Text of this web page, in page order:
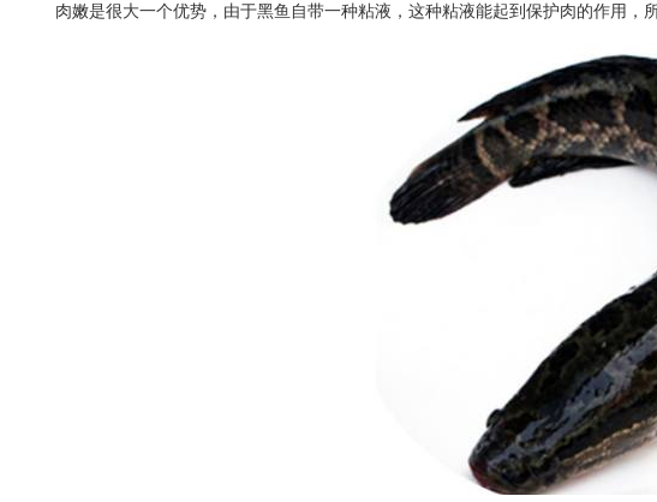
肉嫩是很大一个优势，由于黑鱼自带一种粘液，这种粘液能起到保护肉的作用，